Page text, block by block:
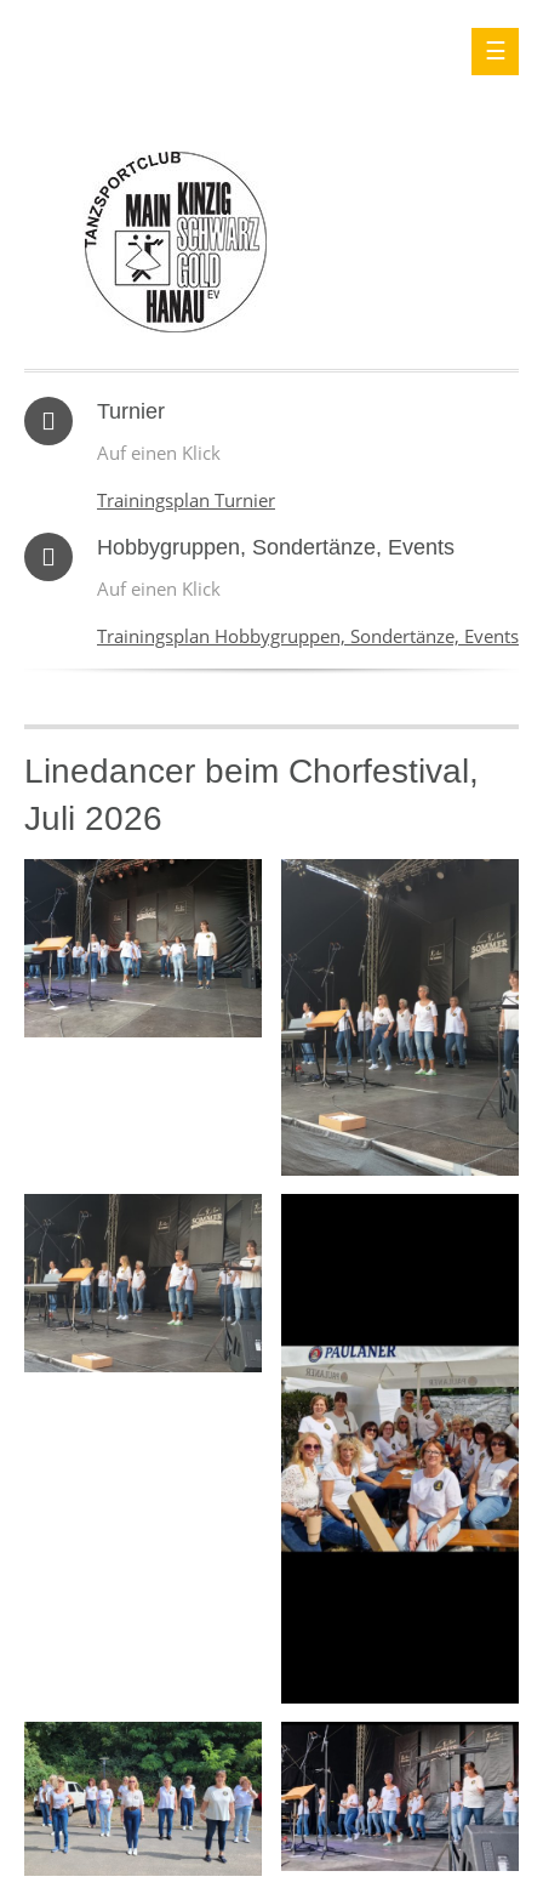
Turnier
Auf einen Klick
Trainingsplan Turnier
Hobbygruppen, Sondertänze, Events
Auf einen Klick
Trainingsplan Hobbygruppen, Sondertänze, Events
Linedancer beim Chorfestival,
Juli 2026